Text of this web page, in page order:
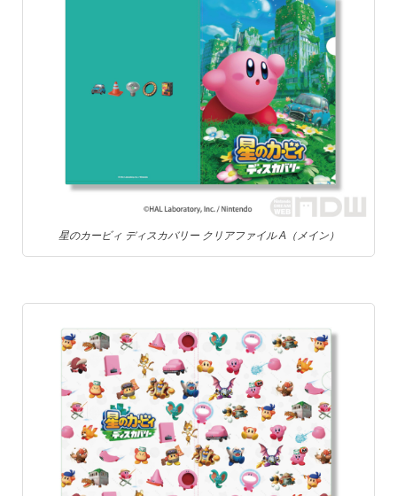
星のカービィ ディスカバリー クリアファイル A（メイン）